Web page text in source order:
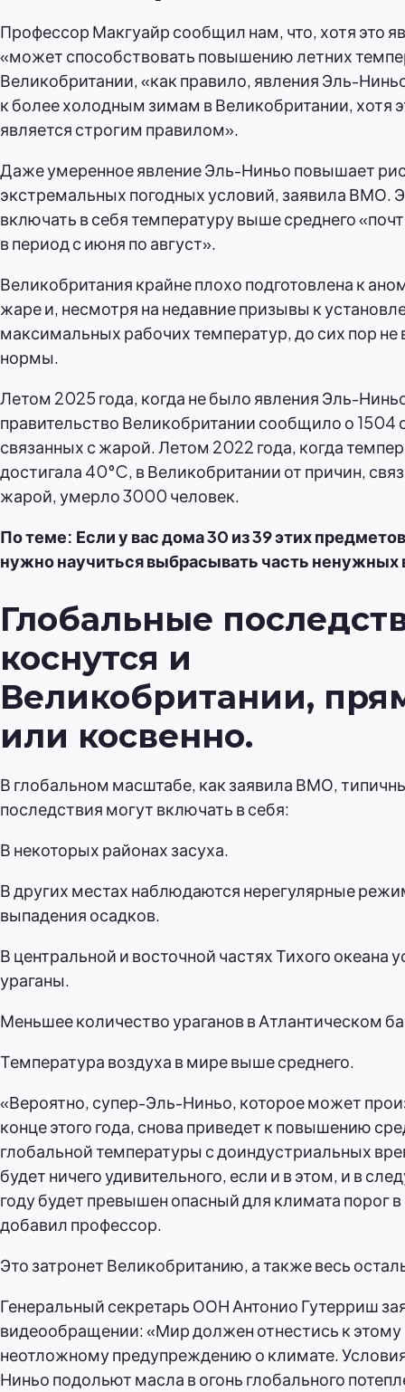
Профессор Макгуайр сообщил нам, что, хотя это
«может способствовать повышению летних
Великобритании, «как правило, явления Эль-
к более холодным зимам в Великобритании, хотя
является строгим правилом».
Даже умеренное явление Эль-Ниньо повышает
экстремальных погодных условий, заявила ВМО.
включать в себя температуру выше среднего
в период с июня по август».
Великобритания крайне плохо подготовлена к
жаре и, несмотря на недавние призывы к
максимальных рабочих температур, до сих пор не
нормы.
Летом 2025 года, когда не было явления Эль-
правительство Великобритании сообщило о 1504
связанных с жарой. Летом 2022 года, когда
достигала 40°C, в Великобритании от причин,
жарой, умерло 3000 человек.
По теме: Если у вас дома 30 из 39 этих
нужно научиться выбрасывать часть
Глобальные
коснутся и
Великобритании,
или косвенно.
В глобальном масштабе, как заявила ВМО,
последствия могут включать в себя:
В некоторых районах засуха.
В других местах наблюдаются нерегулярные
выпадения осадков.
В центральной и восточной частях Тихого океана
ураганы.
Меньшее количество ураганов в Атлантическом
Температура воздуха в мире выше среднего.
«Вероятно, супер-Эль-Ниньо, которое может
конце этого года, снова приведет к повышению
глобальной температуры с доиндустриальных
будет ничего удивительного, если и в этом, и в
году будет превышен опасный для климата порог
добавил профессор.
Это затронет Великобританию, а также весь
Генеральный секретарь ООН Антонио Гутерриш
видеообращении: «Мир должен отнестись к этому
неотложному предупреждению о климате.
Ниньо подольют масла в огонь глобального